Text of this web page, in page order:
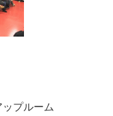
プルーム